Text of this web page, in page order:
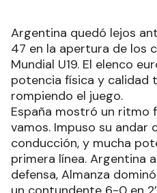
Argentina quedó lejos
47 en la apertura de los
Mundial U19. El elenco
potencia física y calidad
rompiendo el juego.
España mostró un ritmo
vamos. Impuso su andar
conducción, y mucha
primera línea. Argentina
defensa, Almanza